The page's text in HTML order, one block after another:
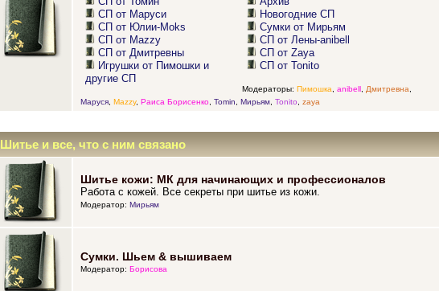
СП от Маруси
СП от Юлии-Moks
СП от Mazzy
СП от Дмитревны
Игрушки от Пимошки и
другие СП
Новогодние СП
Сумки от Мирьям
СП от Лены-anibell
СП от Zaya
СП от Tonito
Модераторы: Пимошка anibell, Дмитревна
Маруся, Mazzy, Раиса Борисенко, Tomin Мирьям, Tonito zaya
Шитье и все, что с ним связано
Шитье кожи: МК для начинающих и профессионалов
Работа с кожей. Все секреты при шитье из кожи.
Модератор: Мирьям
Сумки. Шьем & вышиваем
Модератор: Борисова